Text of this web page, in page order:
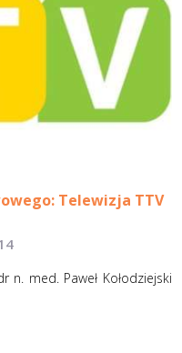
Telewizja TTV
n. med. Paweł Kołodziejski